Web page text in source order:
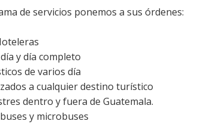
de servicios ponemos a sus órdenes:
y día completo
de varios día
a cualquier destino turístico
dentro y fuera de Guatemala.
y microbuses